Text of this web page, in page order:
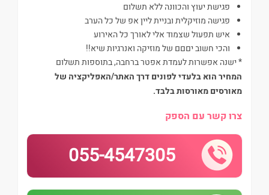
פגישת יעוץ והכוונה ללא תשלום
פגישה מוזיקלית ובניית ליין אפ של כל הערב
איש תפעול שצמוד אלי לאורך כל האירוע
והכי חשוב יםםם של מוזיקה ואנרגיות שיא!!
* ישנה אפשרות לעמדת אפטר ברחבה, בתוספות תשלום
המחיר הוא בלעדי לפונים דרך האתר/האפליקציה של
מאורסים מאורסות בלבד.
צרו קשר עם הספק
055-4547305